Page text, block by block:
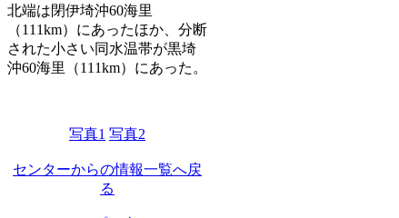
北端は閉伊埼沖60海里
（111km）にあったほか、分断
された小さい同水温帯が黒埼
沖60海里（111km）にあった。
写真1 写真2
センターからの情報一覧へ戻
る